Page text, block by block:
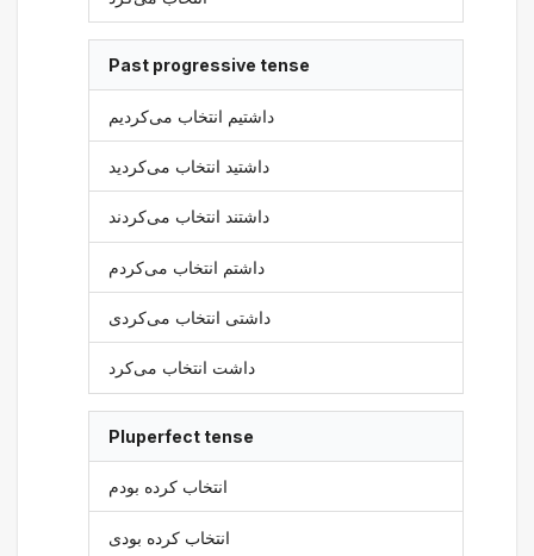
Past progressive tense
داشتیم انتخاب می‌کردیم
داشتید انتخاب می‌کردید
داشتند انتخاب می‌کردند
داشتم انتخاب می‌کردم
داشتی انتخاب می‌کردی
داشت انتخاب می‌کرد
Pluperfect tense
انتخاب کرده بودم
انتخاب کرده بودی